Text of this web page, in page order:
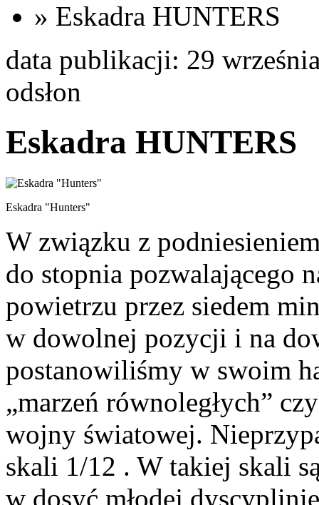
» Eskadra HUNTERS
data publikacji: 29
odsłon
Eskadra HUNTERS
Eskadra "Hunters"
W związku z
do stopnia pozwalającego
powietrzu przez siedem
w dowolnej pozycji i na
postanowiliśmy w swoim
„marzeń równoległych”
wojny światowej.
skali 1/12 . W takiej skali
w dosyć młodej